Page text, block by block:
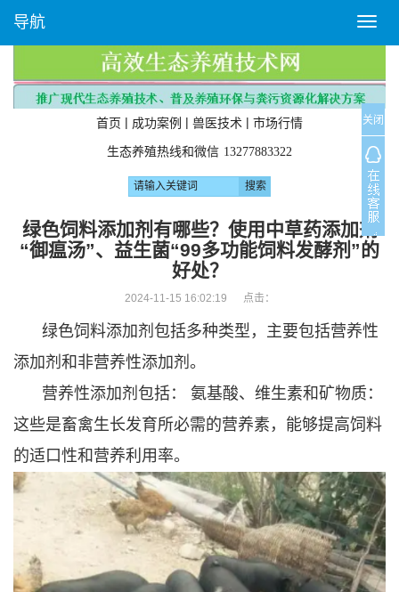
T
o
g
l
e
n
a
v
i
g
a
t
导航
首页 | 成功案例 | 兽医技术 | 市场行情
生态养殖热线和微信 13277883322
绿色饲料添加剂有哪些？使用‌中草药添加剂
“御瘟汤”、益生菌“99多功能饲料发酵剂”的
好处？
2024-11-15 16:02:19 点击：
绿色饲料添加剂包括多种类型，主要包括营养性
添加剂和非营养性添加剂。
营养性添加剂包括： ‌氨基酸、维生素和矿物质‌：
这些是畜禽生长发育所必需的营养素，能够提高饲料
的适口性和营养利用率。
关闭